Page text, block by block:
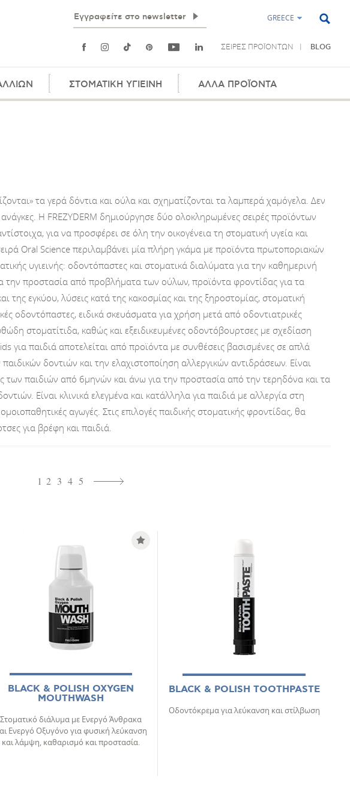
GREECE
ΣΕΙΡΕΣ ΠΡΟΪΟΝΤΩΝ BLOG
ΣΤΟΜΑΤΙΚΗ ΥΓΙΕΙΝΗ ΑΛΛΑ ΠΡΟΪΟΝΤΑ
τα γερά δόντια και ούλα και σχηματίζονται τα λαμπερά χαμόγελα. Δεν
ανάγκες. Η FREZYDERM δημιούργησε δύο ολοκληρωμένες σειρές προϊόντων
για να προσφέρει σε όλη την οικογένεια τη στοματική υγεία και
Oral Science περιλαμβάνει μία πλήρη γκάμα με προϊόντα πρωτοποριακών
υγιεινής: οδοντόπαστες και στοματικά διαλύματα για την καθημερινή
την προστασία από προβλήματα των ούλων, προϊόντα φροντίδας για τα
της εγκύου, λύσεις κατά της κακοσμίας και της ξηροστομίας, στοματική
οδοντόπαστες, ειδικά σκευάσματα για χρήση μετά από οδοντιατρικές
στοματίτιδα, καθώς και εξειδικευμένες οδοντόβουρτσες με σχεδίαση
παιδιά αποτελείται από προϊόντα με συνθέσεις βασισμένες σε απλά
δοντιών και την ελαχιστοποίηση αλλεργικών αντιδράσεων. Είναι
των παιδιών από 6μηνών και άνω για την προστασία από την τερηδόνα και τα
Είναι κλινικά ελεγμένα και κατάλληλα για παιδιά με αλλεργία στη
αγωγές. Στις επιλογές παιδικής στοματικής φροντίδας, θα
για βρέφη και παιδιά.
1 2 3 4 5
BLACK & POLISH OXYGEN
MOUTHWASH
Στοματικό διάλυμα με Ενεργό Άνθρακα
Ενεργό Οξυγόνο για φυσική λεύκανση
και λάμψη, καθαρισμό και προστασία.
BLACK & POLISH TOOTHPASTE
Οδοντόκρεμα για λεύκανση και στίλβωση